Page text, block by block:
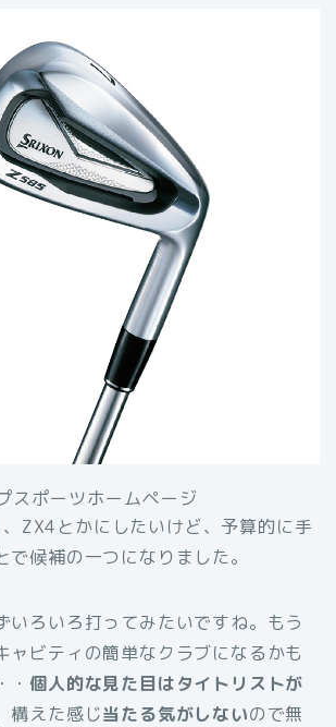
スポーツホームページ
ZX4とかにしたいけど、予算的に手
で候補の一つになりました。
いろいろ打ってみたいですね。もう
ャビティの簡単なクラブになるかも
個人的な見た目はタイトリストが
構えた感じ当たる気がしないので無